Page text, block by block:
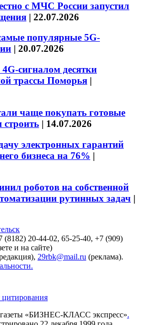
с МЧС России запустил
| 22.07.2026
популярные 5G-
| 20.07.2026
сигналом десятки
трассы Поморья |
чаще покупать готовые
строить | 14.07.2026
электронных гарантий
бизнеса на 76% |
роботов на собственной
рутинных задач |
20-44-02, 65-25-40, +7 (909)
и на сайте)
29rbk@mail.ru (реклама).
«БИЗНЕС-КЛАСС экспресс».